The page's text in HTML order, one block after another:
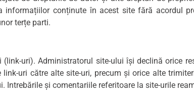
informațiilor conținute în acest site fără acordul
terțe parti.
uri). Administratorul site-ului își declină orice
uri către alte site-uri, precum și orice alte
și comentariile referitoare la site-urile